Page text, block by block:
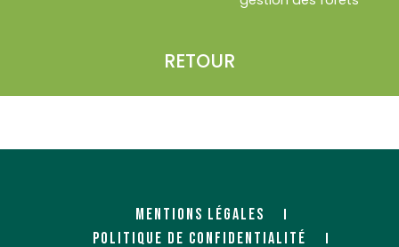
RETOUR
MENTIONS LÉGALES
POLITIQUE DE CONFIDENTIALITÉ